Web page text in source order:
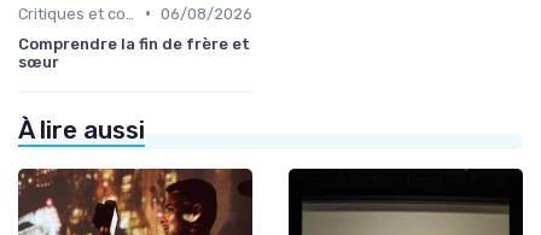
• 06/08/2026
Comprendre la fin de frère et
sœur
À lire aussi